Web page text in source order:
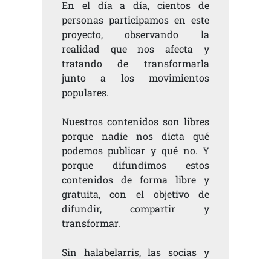
En el día a día, cientos de
personas participamos en este
proyecto, observando la
realidad que nos afecta y
tratando de transformarla
junto a los movimientos
populares.
Nuestros contenidos son libres
porque nadie nos dicta qué
podemos publicar y qué no. Y
porque difundimos estos
contenidos de forma libre y
gratuita, con el objetivo de
difundir, compartir y
transformar.
Sin halabelarris, las socias y